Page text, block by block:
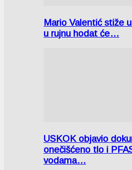
Mario Valentić stiže
u rujnu hodat će…
USKOK objavio
onečišćeno tlo i
vodama…